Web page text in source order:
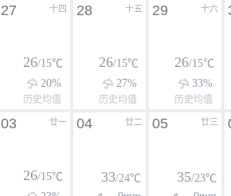
十四
27
26/15℃
20%
历史均值
十五
28
26/15℃
27%
历史均值
十六
29
26/15℃
33%
历史均值
廿一
03
26/15℃
廿二
04
33/24℃
廿三
05
35/23℃